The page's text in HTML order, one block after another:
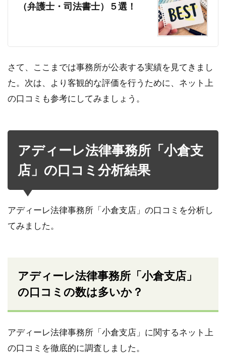
（弁護士・司法書士）５選！
さて、ここまでは事務所が公表する実績を見てきまし
た。次は、より客観的な評価を行うために、ネット上
の口コミも参考にしてみましょう。
アディーレ法律事務所「小倉支
店」の口コミ分析結果
アディーレ法律事務所「小倉支店」の口コミを分析し
てみました。
アディーレ法律事務所「小倉支店」
の口コミの数は多いか？
アディーレ法律事務所「小倉支店」に関するネット上
の口コミを徹底的に調査しました。